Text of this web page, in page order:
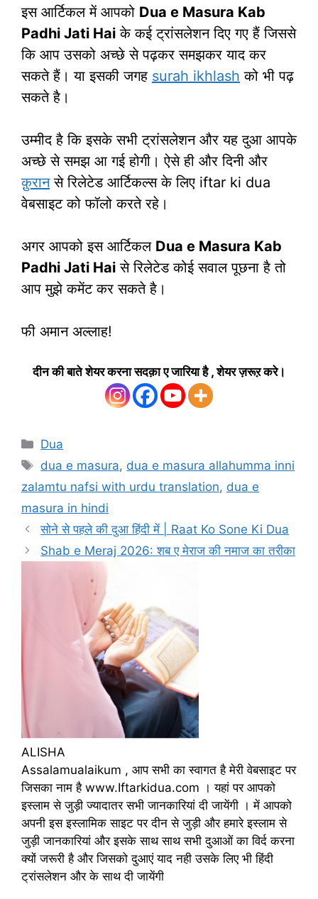
इस आर्टिकल में आपको Dua e Masura Kab
Padhi Jati Hai के कई ट्रांसलेशन दिए गए हैं जिससे
कि आप उसको अच्छे से पढ़कर समझकर याद कर
सकते हैं। या इसकी जगह surah ikhlash को भी पढ़
सकते है।
उम्मीद है कि इसके सभी ट्रांसलेशन और यह दुआ आपके
अच्छे से समझ आ गई होगी। ऐसे ही और दिनी और
क़ुरानसे रिलेटेड आर्टिकल्स के लिए iftar ki dua
वेबसाइट को फॉलो करते रहे।
अगर आपको इस आर्टिकल Dua e Masura Kab
Padhi Jati Hai से रिलेटेड कोई सवाल पूछना है तो
आप मुझे कमेंट कर सकते है।
फी अमान अल्लाह!
दीन की बाते शेयर करना सदक़ा ए जारिया है , शेयर ज़रूऱ करे।
Categories
Dua
Tags
dua e masura, dua e masura allahumma inni
zalamtu nafsi with urdu translation, dua e
masura in hindi
सोने से पहले की दुआ हिंदी में | Raat Ko Sone Ki Dua
Shab e Meraj 2026: शब ए मेराज की नमाज का तरीका
ALISHA
Assalamualaikum , आप सभी का स्वागत है मेरी वेबसाइट पर
जिसका नाम है www.Iftarkidua.com । यहां पर आपको
इस्लाम से जुड़ी ज्यादातर सभी जानकारियां दी जायेंगी । में आपको
अपनी इस इस्लामिक साइट पर दीन से जुड़ी और हमारे इस्लाम से
जुड़ी जानकारियां और इसके साथ साथ सभी दुआओं का विर्द करना
क्यों जरूरी है और जिसको दुआएं याद नही उसके लिए भी हिंदी
ट्रांसलेशन और के साथ दी जायेंगी